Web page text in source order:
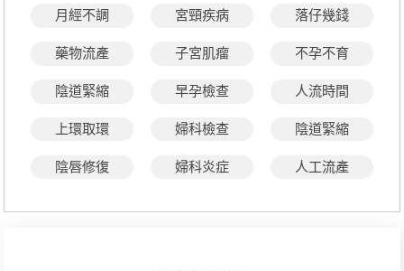
月經不調 宮頸疾病 落仔幾錢
藥物流產 子宮肌瘤 不孕不育
陰道緊縮 早孕檢查 人流時間
上環取環 婦科檢查 陰道緊縮
陰唇修復 婦科炎症 人工流產